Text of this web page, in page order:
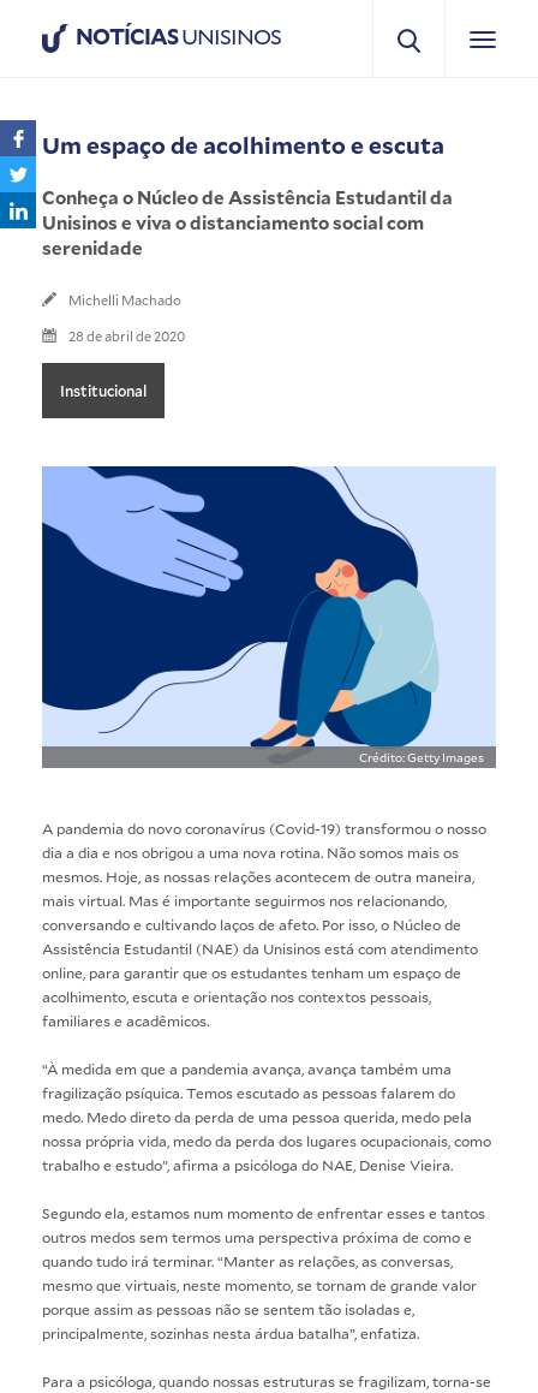
NOTÍCIASUNISINOS
Um espaço de acolhimento e escuta
Conheça o Núcleo de Assistência Estudantil da
Unisinos e viva o distanciamento social com
serenidade
Michelli Machado
28 de abril de 2020
Institucional
Crédito: Getty Images
A pandemia do novo coronavírus (Covid-19) transformou o nosso
dia a dia e nos obrigou a uma nova rotina. Não somos mais os
mesmos. Hoje, as nossas relações acontecem de outra maneira,
mais virtual. Mas é importante seguirmos nos relacionando,
conversando e cultivando laços de afeto. Por isso, o Núcleo de
Assistência Estudantil (NAE) da Unisinos está com atendimento
online, para garantir que os estudantes tenham um espaço de
acolhimento, escuta e orientação nos contextos pessoais,
familiares e acadêmicos.
“À medida em que a pandemia avança, avança também uma
fragilização psíquica. Temos escutado as pessoas falarem do
medo. Medo direto da perda de uma pessoa querida, medo pela
nossa própria vida, medo da perda dos lugares ocupacionais, como
trabalho e estudo”, afirma a psicóloga do NAE, Denise Vieira.
Segundo ela, estamos num momento de enfrentar esses e tantos
outros medos sem termos uma perspectiva próxima de como e
quando tudo irá terminar. “Manter as relações, as conversas,
mesmo que virtuais, neste momento, se tornam de grande valor
porque assim as pessoas não se sentem tão isoladas e,
principalmente, sozinhas nesta árdua batalha”, enfatiza.
Para a psicóloga, quando nossas estruturas se fragilizam, torna-se